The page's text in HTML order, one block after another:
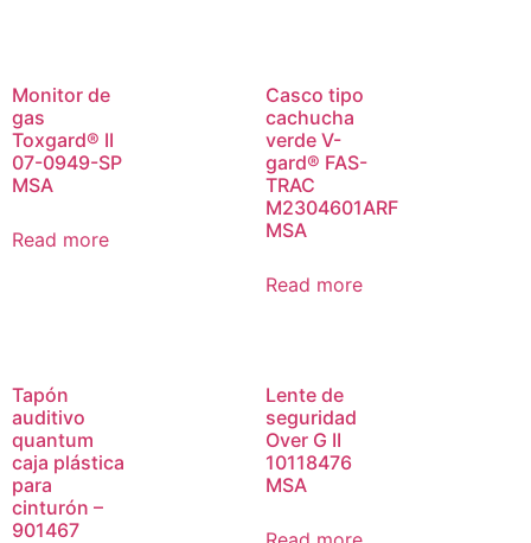
Monitor de
gas
Toxgard® II
07-0949-SP
MSA
Read more
Casco tipo
cachucha
verde V-
gard® FAS-
TRAC
M2304601ARF
MSA
Read more
Tapón
auditivo
quantum
caja plástica
para
cinturón –
901467
Lente de
seguridad
Over G II
10118476
MSA